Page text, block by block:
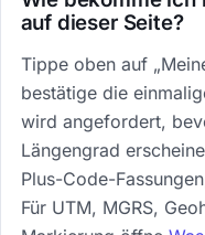
auf dieser Seite?
Tippe oben auf
bestätige die
wird angefordert,
Längengrad
Plus-Code-
Für UTM, MGRS,